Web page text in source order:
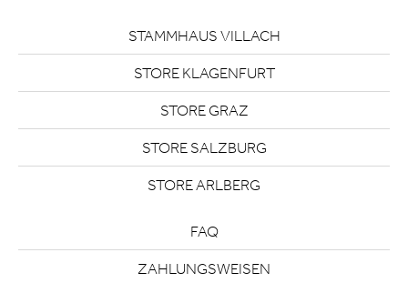
STAMMHAUS VILLACH
STORE KLAGENFURT
STORE GRAZ
STORE SALZBURG
STORE ARLBERG
FAQ
ZAHLUNGSWEISEN